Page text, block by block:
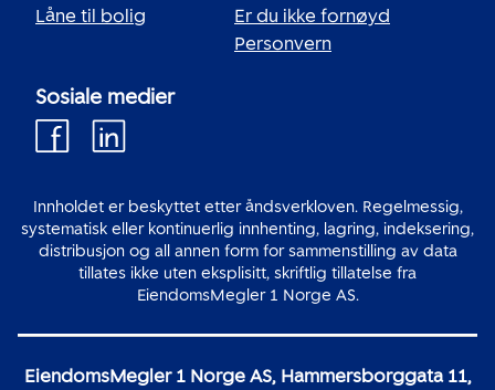
Låne til bolig
Er du ikke fornøyd
Personvern
Sosiale medier
Innholdet er beskyttet etter åndsverkloven. Regelmessig,
systematisk eller kontinuerlig innhenting, lagring, indeksering,
distribusjon og all annen form for sammenstilling av data
tillates ikke uten eksplisitt, skriftlig tillatelse fra
EiendomsMegler 1 Norge AS.
EiendomsMegler 1 Norge AS, Hammersborggata 11,